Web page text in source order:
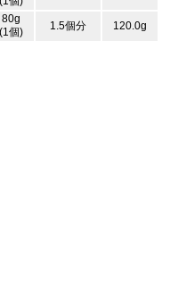
80g
(1個)
1.5個分 120.0g